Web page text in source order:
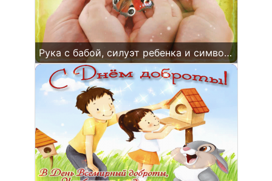
Рука с бабой, силуэт ребенка и символ любви.